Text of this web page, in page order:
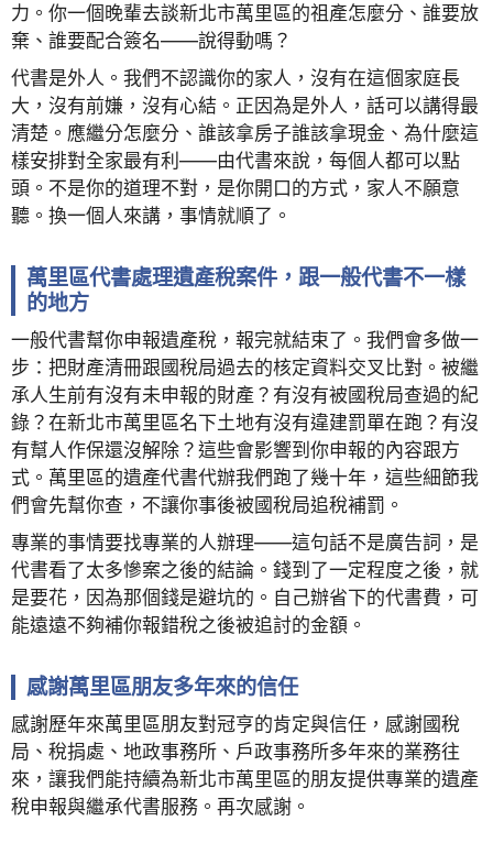
力。你一個晚輩去談新北市萬里區的祖產怎麼分、誰要放
棄、誰要配合簽名——說得動嗎？
代書是外人。我們不認識你的家人，沒有在這個家庭長
大，沒有前嫌，沒有心結。正因為是外人，話可以講得最
清楚。應繼分怎麼分、誰該拿房子誰該拿現金、為什麼這
樣安排對全家最有利——由代書來說，每個人都可以點
頭。不是你的道理不對，是你開口的方式，家人不願意
聽。換一個人來講，事情就順了。
萬里區代書處理遺產稅案件，跟一般代書不一樣
的地方
一般代書幫你申報遺產稅，報完就結束了。我們會多做一
步：把財產清冊跟國稅局過去的核定資料交叉比對。被繼
承人生前有沒有未申報的財產？有沒有被國稅局查過的紀
錄？在新北市萬里區名下土地有沒有違建罰單在跑？有沒
有幫人作保還沒解除？這些會影響到你申報的內容跟方
式。萬里區的遺產代書代辦我們跑了幾十年，這些細節我
們會先幫你查，不讓你事後被國稅局追稅補罰。
專業的事情要找專業的人辦理——這句話不是廣告詞，是
代書看了太多慘案之後的結論。錢到了一定程度之後，就
是要花，因為那個錢是避坑的。自己辦省下的代書費，可
能遠遠不夠補你報錯稅之後被追討的金額。
感謝萬里區朋友多年來的信任
感謝歷年來萬里區朋友對冠亨的肯定與信任，感謝國稅
局、稅捐處、地政事務所、戶政事務所多年來的業務往
來，讓我們能持續為新北市萬里區的朋友提供專業的遺產
稅申報與繼承代書服務。再次感謝。